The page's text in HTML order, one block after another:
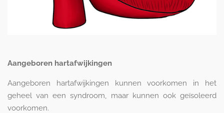
Aangeboren hartafwijkingen
Aangeboren hartafwijkingen kunnen voorkomen in het
geheel van een syndroom, maar kunnen ook geïsoleerd
voorkomen.